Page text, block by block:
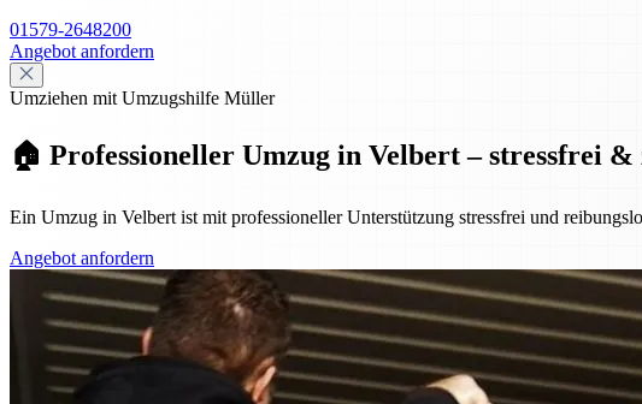
01579-2648200
Angebot anfordern
Umziehen mit Umzugshilfe Müller
🏠 Professioneller Umzug in Velbert – stressfrei &
Ein Umzug in Velbert ist mit professioneller Unterstützung stressfrei und
Angebot anfordern